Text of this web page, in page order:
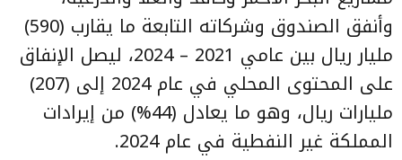
وأنفق الصندوق وشركاته التابعة ما يقارب (590)
مليار ريال بين عامي 2021 – 2024، ليصل الإنفاق
على المحتوى المحلي في عام 2024 إلى (207)
مليارات ريال، وهو ما يعادل (44%) من إيرادات
المملكة غير النفطية في عام 2024.